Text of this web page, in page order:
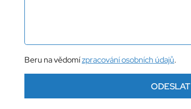
Beru na vědomízpracování osobních údajů.
ODESLAT